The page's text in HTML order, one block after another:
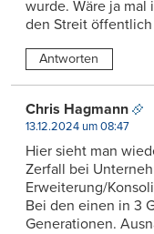
wurde. Wäre ja mal
den Streit öffentlich
Antworten
Chris Hagmann
13.12.2024 um 08:47
Hier sieht man
Zerfall bei
Erweiterung/
Bei den einen in 3
Generationen.